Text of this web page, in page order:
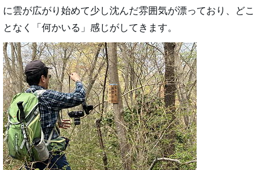
に雲が広がり始めて少し沈んだ雰囲気が漂っており、どこ
となく「何かいる」感じがしてきます。